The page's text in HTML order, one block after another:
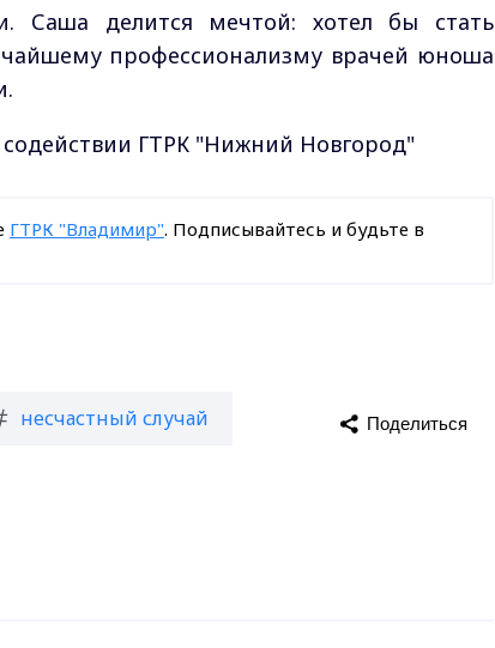
Саша делится мечтой: хотел бы стать
профессионализму врачей юноша
ГТРК "Нижний Новгород"
ГТРК "Владимир". Подписывайтесь и будьте в
несчастный случай Поделиться